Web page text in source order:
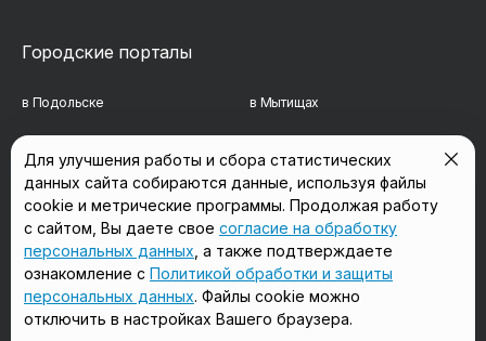
Городские порталы
в Подольске в Мытищах
в Сергиевом Посаде в Люберцах
в Красногорске в Королёве
в Домодедово в Щёлково
Мы в соцсетях
Для улучшения работы и сбора статистических
данных сайта собираются данные, используя файлы
cookie и метрические программы. Продолжая работу
с сайтом, Вы даете свое согласие на обработку
персональных данных , а также подтверждаете
ознакомление с Политикой обработки и защиты
персональных данных. Файлы cookie можно
отключить в настройках Вашего браузера.